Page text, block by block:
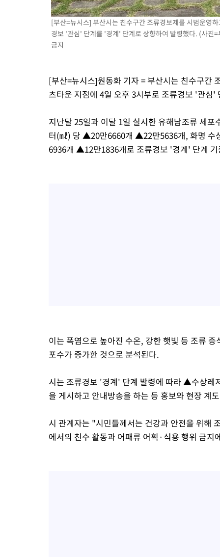
백운산서 80년근 천종산삼 9뿌리 발견…감정가 1.3억원
선재도서 해루질 나섰다 실종 60대, 닷새 만에 숨진 채 발견
남자 농구, 나고야 아시안게임서 '홈팀' 일본과 한일전
여수 오동도 해상서 모터보트 전복…1명 사망·1명 실종
[속보]'압수수색·성접대 논란' 축구협회 "실망과 걱정 안겨드려
'최고 37도' 폭염 지속…강원동해안 최대 150㎜ 비
[부산=뉴시스] 부산시는 친수구간 조류경보제를 시범운영
경보 '관심' 단계를 '경계' 단계로 상향하여 발령했다. (사
금지
[부산=뉴시스]원동화 기자 = 부산시는 친수구간
츠타운 지점에 4일 오후 3시부로 조류경보 '관
지난달 25일과 이달 1일 실시한 유해남조류 세
터(㎖) 당 ▲20만6660개 ▲22만5636개, 화명 수
6936개 ▲12만1836개로 조류경보 '경계' 단계
이는 폭염으로 높아진 수온, 강한 햇빛 등 조류
포수가 증가한 것으로 분석된다.
시는 조류경보 '경계' 단계 발령에 따라 ▲수상
을 게시하고 안내방송을 하는 등 홍보와 현장 계
시 관계자는 "시민들께서는 건강과 안전을 위해
에서의 친수 활동과 어패류 어획·식용 행위 금